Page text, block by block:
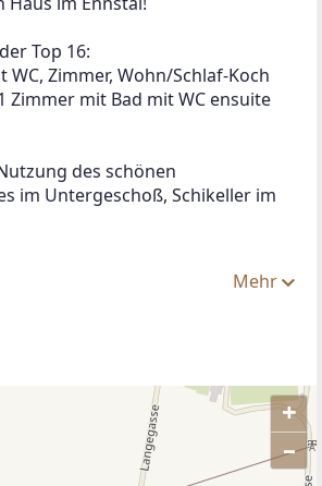
Top 16:
WC, Zimmer, Wohn/Schlaf-Koch
Zimmer mit Bad mit WC ensuite
des schönen
im Untergeschoß, Schikeller im
Mehr
+
–